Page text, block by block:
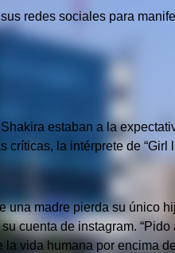
redes sociales para
estaban a la
críticas, la intérprete de
una madre pierda su único
cuenta de instagram.
la vida humana por encima